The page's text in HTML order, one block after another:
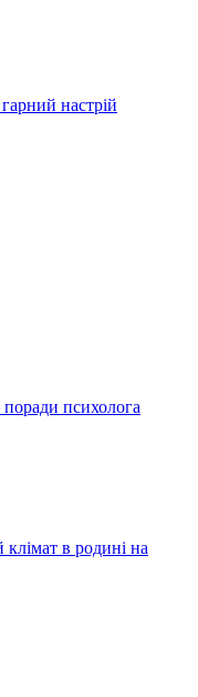
настрій
психолога
в родині на